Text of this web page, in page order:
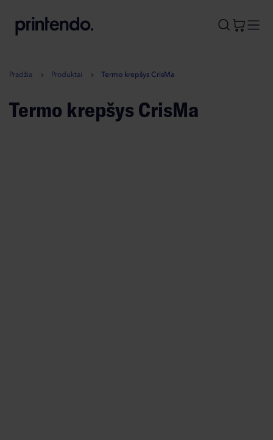
A
Pradžia Produktai Termo krepšys CrisMa
Termo krepšys CrisMa